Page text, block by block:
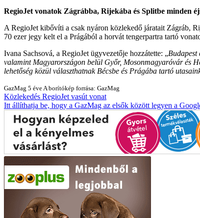
RegioJet vonatok Zágrábba, Rijekába és Splitbe minden
A RegioJet kibővíti a csak nyáron közlekedő járatait Zágráb,
70 ezer jegy kelt el a Prágából a horvát tengerpartra tartó
Ivana Sachsová, a RegioJet ügyvezetője hozzátette: „Budapest
valamint Magyarországon belül Győr, Mosonmagyaróvár és
lehetőség közül választhatnak Bécsbe és Prágába tartó
GazMag 5 éve A borítókép forrása: GazMag
Közlekedés RegioJet vasút vonat
Itt állíthatja be, hogy a GazMag az elsők között legyen a